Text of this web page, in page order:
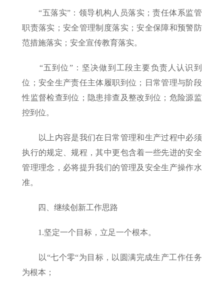
“五落实”：领导机构人员落实；责任体系监管
职责落实；安全管理制度落实；安全保障和预警防
范措施落实；安全宣传教育落实。
“五到位”：坚决做到工段主要负责人认识到
位；安全生产责任主体履职到位；日常管理与阶段
性监督检查到位；隐患排查及整改到位；危险源监
控到位。
以上内容是我们在日常管理和生产过程中必须
执行的规定、规程，其中更包含着一些先进的安全
管理理念，必将提升我们的管理及安全生产操作水
准。
四、继续创新工作思路
1.坚定一个目标，立足一个根本。
以“七个零“为目标，以圆满完成生产工作任务
为根本；